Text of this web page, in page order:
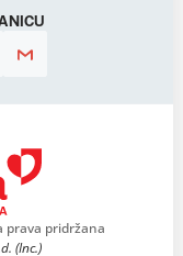
prava pridržana
(Inc.)